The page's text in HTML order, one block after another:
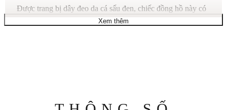
Được trang bị dây đeo da cá sấu đen, chiếc đồng hồ này có
mặt số mạ kẽm màu đen mờ, được tô điểm bằng những mã
Mặt kính sapphire phủ lớp chống phản quang. Dây đeo da
Xem thêm